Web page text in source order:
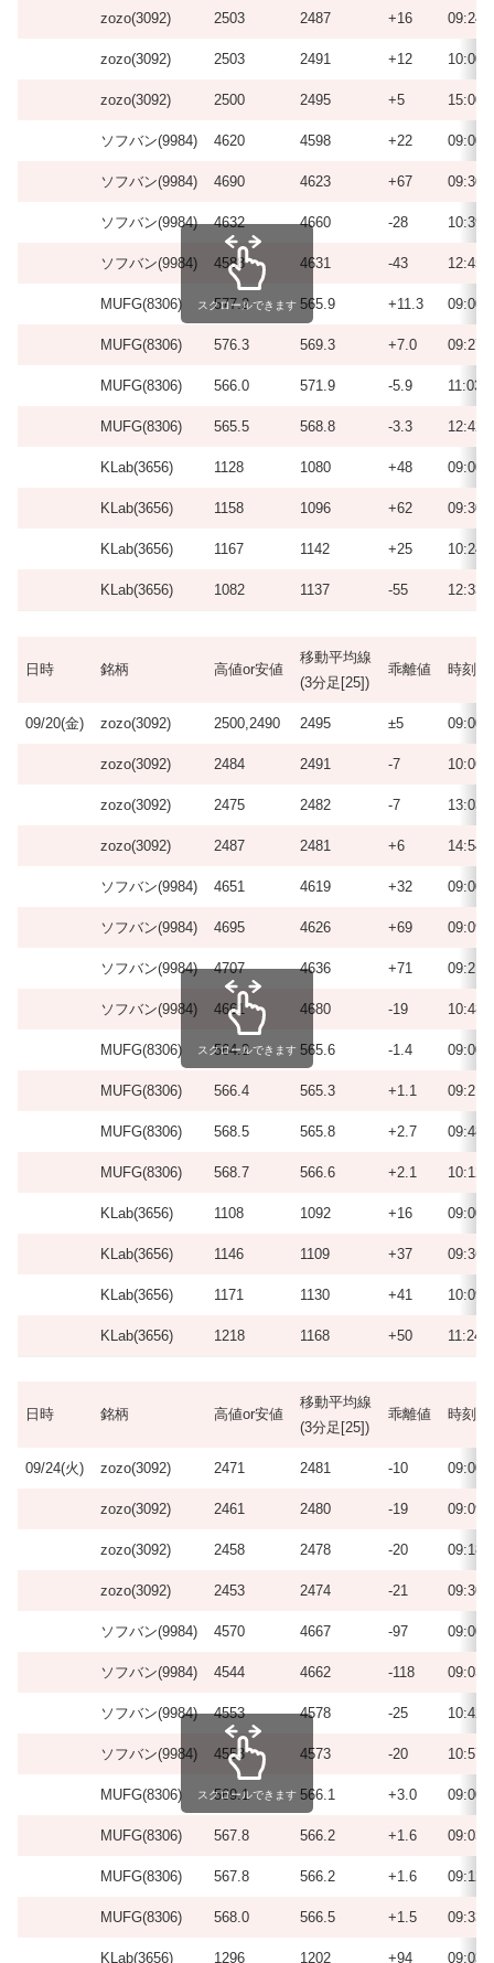
zozo(3092) 2503 2487 +16 09:24
zozo(3092) 2503 2491 +12 10:00
zozo(3092) 2500 2495 +5 15:00
ソフバン(9984) 4620 4598 +22 09:00
ソフバン(9984) 4690 4623 +67 09:30
ソフバン(9984) 4632 4660 -28 10:39
ソフバン(9984) 4588 4631 -43 12:45
MUFG(8306) 577.2 565.9 +11.3 09:00
MUFG(8306) 576.3 569.3 +7.0 09:27
MUFG(8306) 566.0 571.9 -5.9 11:03
MUFG(8306) 565.5 568.8 -3.3 12:42
KLab(3656) 1128 1080 +48 09:00
KLab(3656) 1158 1096 +62 09:30
KLab(3656) 1167 1142 +25 10:24
KLab(3656) 1082 1137 -55 12:33
スクロールできます
日時 銘柄 高値or安値
移動平均線
(3分足[25])
乖離値 時刻
09/20(金) zozo(3092) 2500,2490 2495 ±5 09:00
zozo(3092) 2484 2491 -7 10:06
zozo(3092) 2475 2482 -7 13:03
zozo(3092) 2487 2481 +6 14:54
ソフバン(9984) 4651 4619 +32 09:00
ソフバン(9984) 4695 4626 +69 09:09
ソフバン(9984) 4707 4636 +71 09:21
ソフバン(9984) 4661 4680 -19 10:48
MUFG(8306) 564.2 565.6 -1.4 09:00
MUFG(8306) 566.4 565.3 +1.1 09:21
MUFG(8306) 568.5 565.8 +2.7 09:48
MUFG(8306) 568.7 566.6 +2.1 10:12
KLab(3656) 1108 1092 +16 09:00
KLab(3656) 1146 1109 +37 09:36
KLab(3656) 1171 1130 +41 10:09
KLab(3656) 1218 1168 +50 11:24
スクロールできます
日時 銘柄 高値or安値
移動平均線
(3分足[25])
乖離値 時刻
09/24(火) zozo(3092) 2471 2481 -10 09:00
zozo(3092) 2461 2480 -19 09:09
zozo(3092) 2458 2478 -20 09:18
zozo(3092) 2453 2474 -21 09:30
ソフバン(9984) 4570 4667 -97 09:00
ソフバン(9984) 4544 4662 -118 09:03
ソフバン(9984) 4553 4578 -25 10:42
ソフバン(9984) 4553 4573 -20 10:57
MUFG(8306) 569.1 566.1 +3.0 09:00
MUFG(8306) 567.8 566.2 +1.6 09:03
MUFG(8306) 567.8 566.2 +1.6 09:12
MUFG(8306) 568.0 566.5 +1.5 09:33
KLab(3656) 1296 1202 +94 09:03
スクロールできます